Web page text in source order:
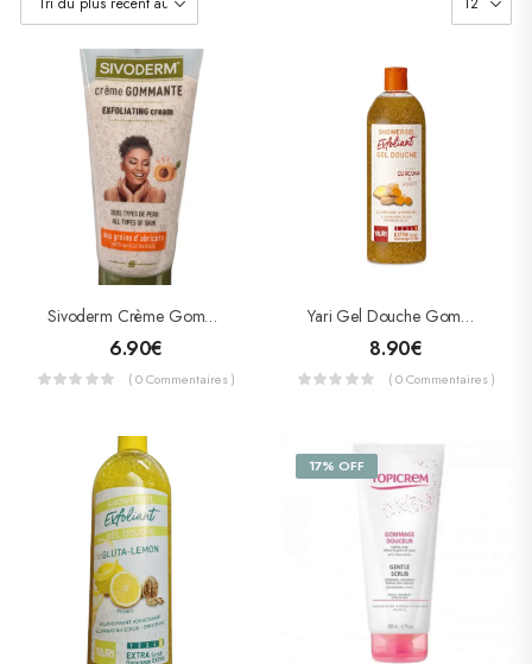
Sivoderm Crème Gommante Aux Grains D’abricots 200ml
6.90€
( 0 Commentaires )
Yari Gel Douche Gommant Exfoliant Curcuma/ Ginger 1000 Ml
8.90€
( 0 Commentaires )
17% OFF